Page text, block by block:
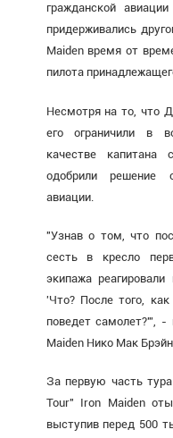
гражданской
придерживались
Maiden время от
пилота
Несмотря на то, что
его ограничили в
качестве капитана
одобрили решение
авиации.
"Узнав о том, что
сесть в кресло
экипажа
'Что? После того,
поведет самолет?"', -
Maiden Нико Мак
За первую часть
Tour" Iron Maiden
выступив перед 500